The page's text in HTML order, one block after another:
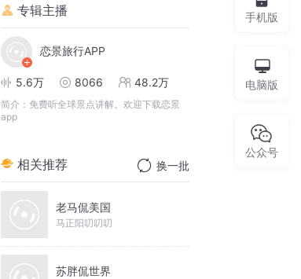
专辑主播
恋景旅行APP
5.6万 8066 48.2万
简介： 免费听全球景点讲解。欢迎下载恋景
app
相关推荐 换一批
老马侃美国
马正阳叨叨叨
苏胖侃世界
手机版
电脑版
公众号